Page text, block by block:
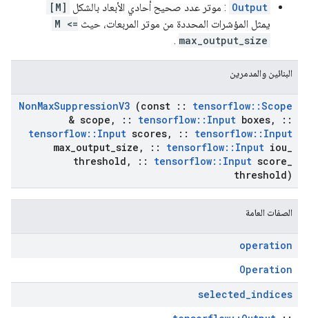
Output : موتر عدد صحيح أحادي الأبعاد بالشكل [M]
يمثل المؤشرات المحددة من موتر المربعات، حيث M <=
max_output_size
.
البنائين والمدمرين
NonMaxSuppressionV3 (const :: tensorflow::Scope
& scope , :: tensorflow:: Input boxes,
::
tensorflow:: Input scores, :: tensorflow:: Input
max output size , :: tensorflow:: Input iou
threshold , :: tensorflow:: Input score
threshold)
الصفات العامة
operation
Operation
selected_indices